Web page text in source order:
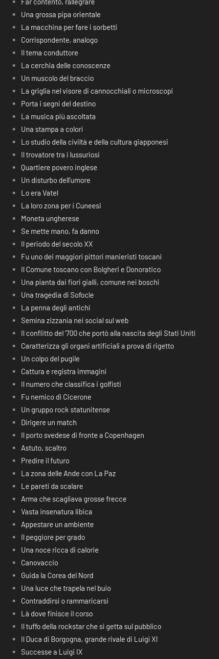
Una grossa pipa orientale
La macchina per fare i sorbetti
Corrispondente, analogo
Il tema conduttore
La cerchia delle conoscenze
Un muscolo del braccio
La griglia nel visore di cannocchiali o microscopi
Porta i segni del destino
La musica più ascoltata
Una stampa a colori
Lo studio della civiltà e della cultura giapponesi
Il trovatore tra i lussuriosi
Quartiere povero inglese
Un disturbo dell’umore
Lo era Vatel
La loro zona per i Cuneesi
Moneta ungherese
Se mette mano, fa danno
Il periodo del secolo XX
Fu uno dei maggiori pittori manieristi toscani
Il Comune toscano con Bolgheri e Donoratico
Una pianta dai fiori gialli, comune nei boschi
Una tragedia di Sofocle
La penna degli antichi
Semina zizzania nei social sul web
Il conflitto del ‘700 che portò alla nascita degli Stati Uniti
Caratterizza gli organi artificiali a prova di rigetto
Un colpo del pugile
Cattura e registra immagini
Il numero che classifica i golfisti
Fu nemico di Cicerone
Un gruppo rock statunitense
Dirigere un match
Il porto svedese di fronte a Copenhagen
Astuto, scaltro
Predire il futuro
La zona delle Ande con La Paz
Le pareti da scalare
Arma che scagliava grosse frecce
Vasta insenatura libica
Appestare un ambiente
Il peggiore per grado
Una noce ricca di calorie
Canovaccio
Guida la Corea del Nord
Una luce che trapela nel buio
Contraddirsi o rammaricarsi
Là dove finisce il corso
Il tuffo della rockstar che si getta sul pubblico
Il Duca di Borgogna, grande rivale di Luigi XI
Successe a Luigi IX